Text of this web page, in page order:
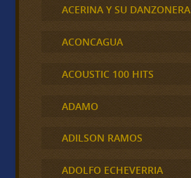
ACERINA Y SU DANZONERA
ACONCAGUA
ACOUSTIC 100 HITS
ADAMO
ADILSON RAMOS
ADOLFO ECHEVERRIA